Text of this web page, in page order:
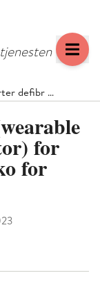
defibr …
for
for